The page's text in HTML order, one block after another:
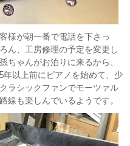
様が朝一番で電話を下さっ
ん、工房修理の予定を変更し
ちゃんがお泊りに来るから、
年以上前にピアノを始めて、少
ラシックファンでモーツァル
線も楽しんでいるようです。